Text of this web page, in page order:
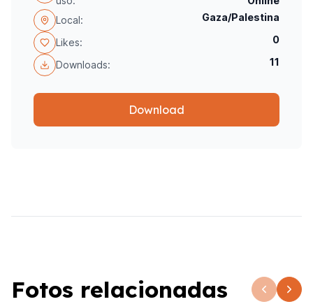
Local:
Gaza/Palestina
Likes: 0
Downloads: 11
Download
Fotos relacionadas